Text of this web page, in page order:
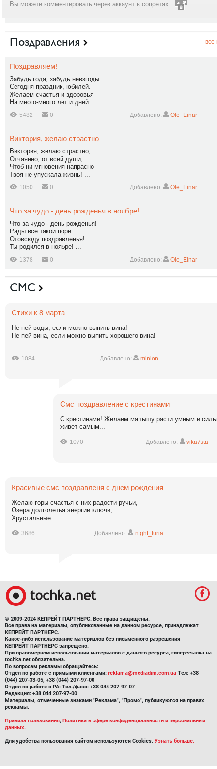
Вы можете комментировать через аккаунт в соцсетях:
Поздравления все
Поздравляем!
Забудь года, забудь невзгоды.
Сегодня праздник, юбилей.
Желаем счастья и здоровья
На много-много лет и дней.
5482 0 Добавлено: Ole_Einar
Виктория, желаю страстно
Виктория, желаю страстно,
Отчаянно, от всей души,
Чтоб ни мгновения напрасно
Твоя не упускала жизнь! ...
1050 0 Добавлено: Ole_Einar
Что за чудо - день рожденья в ноябре!
Что за чудо - день рожденья!
Рады все такой поре:
Отовсюду поздравленья!
Ты родился в ноябре! ...
1378 0 Добавлено: Ole_Einar
СМС
Стихи к 8 марта
Не пей воды, если можно выпить вина!
Не пей вина, если можно выпить хорошего вина!
...
1084 Добавлено: minion
Смс поздравление с крестинами
С крестинами! Желаем малышу расти умным и
живет самым...
1070 Добавлено: vika7sta
Красивые смс поздравленя с днем рождения
Желаю горы счастья с них радости ручьи,
Озера долголетья энергии ключи,
Хрустальные...
3686 Добавлено: night_furia
© 2009-2024 КЕПРЕЙТ ПАРТНЕРС. Все права защищены.
Все права на материалы, опубликованные на данном ресурсе, принадлежат
КЕПРЕЙТ ПАРТНЕРС.
Какое-либо использование материалов без письменного разрешения
КЕПРЕЙТ ПАРТНЕРС запрещено.
При правомерном использовании материалов с данного ресурса, гиперссылка на
tochka.net обязательна.
По вопросам рекламы обращайтесь:
Отдел по работе с прямыми клиентами: reklama@mediadim.com.ua Тел: +38
(044) 207-33-05, +38 (044) 207-97-00
Отдел по работе с РА: Тел./факс: +38 044 207-97-07
Редакция: +38 044 207-97-00
Материалы, отмеченные знаками "Реклама", "Промо", публикуются на правах
рекламы.
Правила пользования, Политика в сфере конфиденциальности и персональных
данных.
Для удобства пользования сайтом используются Cookies. Узнать больше.